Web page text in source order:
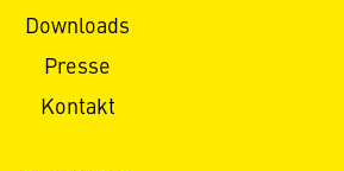
Downloads
Presse
Kontakt